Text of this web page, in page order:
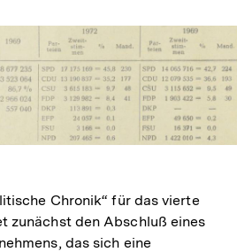
In
Lightbox
öffnen
Chronik“ für das vierte
zunächst den Abschluß eines
das sich eine